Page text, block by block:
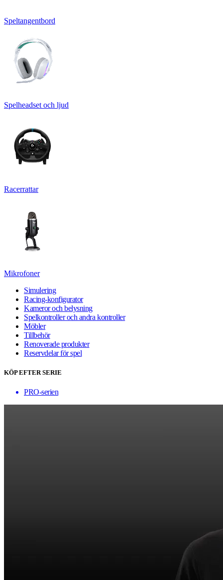
Speltangentbord
Spelheadset och ljud
Racerrattar
Mikrofoner
Simulering
Racing-konfigurator
Kameror och belysning
Spelkontroller och andra kontroller
Möbler
Tillbehör
Renoverade produkter
Reservdelar för spel
KÖP EFTER SERIE
PRO-serien